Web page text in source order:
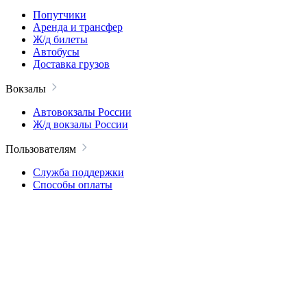
Попутчики
Аренда и трансфер
Ж/д билеты
Автобусы
Доставка грузов
Вокзалы
Автовокзалы России
Ж/д вокзалы России
Пользователям
Служба поддержки
Способы оплаты